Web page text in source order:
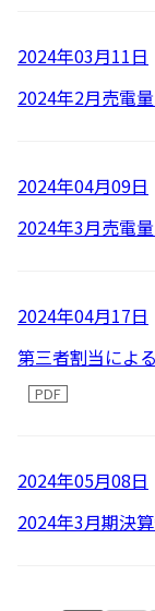
2024年03月11日
2024年2月売電
2024年04月09日
2024年3月売電
2024年04月17日
第三者割当によ
2024年05月08日
2024年3月期決